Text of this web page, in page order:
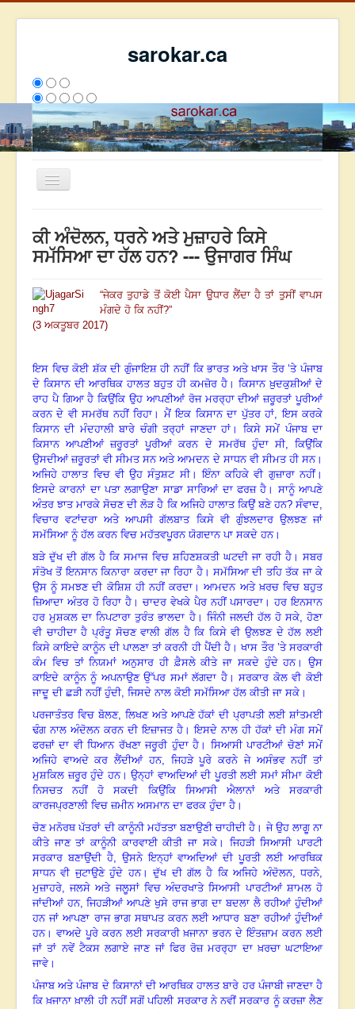
sarokar.ca
Toggle
ਰਚਨਾਵਾਂ
ਸੰਪਰਕ
We have 192 guests and no members online
ਕੀ ਅੰਦੋਲਨ, ਧਰਨੇ ਅਤੇ ਮੁਜ਼ਾਹਰੇ ਕਿਸੇ
ਸਮੱਸਿਆ ਦਾ ਹੱਲ ਹਨ? --- ਉਜਾਗਰ ਸਿੰਘ
“ਜੇਕਰ ਤੁਹਾਡੇ ਤੋਂ ਕੋਈ ਪੈਸਾ ਉੁਧਾਰ ਲੈਂਦਾ ਹੈ ਤਾਂ ਤੁਸੀਂ ਵਾਪਸ
ਮੰਗਦੇ ਹੋ ਕਿ ਨਹੀਂ?”
(3 ਅਕਤੂਬਰ 2017)
ਇਸ ਵਿਚ ਕੋਈ ਸ਼ੱਕ ਦੀ ਗੁੰਜਾਇਸ਼ ਹੀ ਨਹੀਂ ਕਿ ਭਾਰਤ ਅਤੇ ਖਾਸ ਤੌਰ ’ਤੇ ਪੰਜਾਬ
ਦੇ ਕਿਸਾਨ ਦੀ ਆਰਥਿਕ ਹਾਲਤ ਬਹੁਤ ਹੀ ਕਮਜ਼ੋਰ ਹੈ। ਕਿਸਾਨ ਖ਼ੁਦਕੁਸ਼ੀਆਂ ਦੇ
ਰਾਹ ਪੈ ਗਿਆ ਹੈ ਕਿਉਂਕਿ ਉਹ ਆਪਣੀਆਂ ਰੋਜ ਮਰਰ੍ਹਾ ਦੀਆਂ ਜ਼ਰੂਰਤਾਂ ਪੂਰੀਆਂ
ਕਰਨ ਦੇ ਵੀ ਸਮਰੱਥ ਨਹੀਂ ਰਿਹਾ। ਮੈਂ ਇਕ ਕਿਸਾਨ ਦਾ ਪੁੱਤਰ ਹਾਂ, ਇਸ ਕਰਕੇ
ਕਿਸਾਨ ਦੀ ਮੰਦਹਾਲੀ ਬਾਰੇ ਚੰਗੀ ਤਰ੍ਹਾਂ ਜਾਣਦਾ ਹਾਂ। ਕਿਸੇ ਸਮੇਂ ਪੰਜਾਬ ਦਾ
ਕਿਸਾਨ ਆਪਣੀਆਂ ਜ਼ਰੂਰਤਾਂ ਪੂਰੀਆਂ ਕਰਨ ਦੇ ਸਮਰੱਥ ਹੁੰਦਾ ਸੀ, ਕਿਉਂਕਿ
ਉਸਦੀਆਂ ਜ਼ਰੂਰਤਾਂ ਵੀ ਸੀਮਤ ਸਨ ਅਤੇ ਆਮਦਨ ਦੇ ਸਾਧਨ ਵੀ ਸੀਮਤ ਹੀ ਸਨ।
ਅਜਿਹੇ ਹਾਲਾਤ ਵਿਚ ਵੀ ਉਹ ਸੰਤੁਸ਼ਟ ਸੀ। ਇੰਨਾ ਕਹਿਕੇ ਵੀ ਗੁਜ਼ਾਰਾ ਨਹੀਂ।
ਇਸਦੇ ਕਾਰਨਾਂ ਦਾ ਪਤਾ ਲਗਾਉਣਾ ਸਾਡਾ ਸਾਰਿਆਂ ਦਾ ਫਰਜ਼ ਹੈ। ਸਾਨੂੰ ਆਪਣੇ
ਅੰਤਰ ਝਾਤ ਮਾਰਕੇ ਸੋਚਣ ਦੀ ਲੋੜ ਹੈ ਕਿ ਅਜਿਹੇ ਹਾਲਾਤ ਕਿਉਂ ਬਣੇ ਹਨ?ਸੰਵਾਦ,
ਵਿਚਾਰ ਵਟਾਂਦਰਾ ਅਤੇ ਆਪਸੀ ਗੱਲਬਾਤ ਕਿਸੇ ਵੀ ਗੁੰਝਲਦਾਰ ਉਲਝਣ ਜਾਂ
ਸਮੱਸਿਆ ਨੂੰ ਹੱਲ ਕਰਨ ਵਿਚ ਮਹੱਤਵਪੂਰਨ ਯੋਗਦਾਨ ਪਾ ਸਕਦੇ ਹਨ।
ਬੜੇ ਦੁੱਖ ਦੀ ਗੱਲ ਹੈ ਕਿ ਸਮਾਜ ਵਿਚ ਸ਼ਹਿਣਸ਼ਕਤੀ ਘਟਦੀ ਜਾ ਰਹੀ ਹੈ। ਸਬਰ
ਸੰਤੋਖ ਤੋਂ ਇਨਸਾਨ ਕਿਨਾਰਾ ਕਰਦਾ ਜਾ ਰਿਹਾ ਹੈ। ਸਮੱਸਿਆ ਦੀ ਤਹਿ ਤੱਕ ਜਾ ਕੇ
ਉਸ ਨੂੰ ਸਮਝਣ ਦੀ ਕੋਸ਼ਿਸ਼ ਹੀ ਨਹੀਂ ਕਰਦਾ। ਆਮਦਨ ਅਤੇ ਖ਼ਰਚ ਵਿਚ ਬਹੁਤ
ਜ਼ਿਆਦਾ ਅੰਤਰ ਹੋ ਰਿਹਾ ਹੈ। ਚਾਦਰ ਵੇਖਕੇ ਪੈਰ ਨਹੀਂ ਪਸਾਰਦਾ। ਹਰ ਇਨਸਾਨ
ਹਰ ਮੁਸ਼ਕਲ ਦਾ ਨਿਪਟਾਰਾ ਤੁਰੰਤ ਭਾਲਦਾ ਹੈ। ਜਿੰਨੀ ਜਲਦੀ ਹੱਲ ਹੋ ਸਕੇ, ਹੋਣਾ
ਵੀ ਚਾਹੀਦਾ ਹੈ ਪ੍ਰੰਤੂ ਸੋਚਣ ਵਾਲੀ ਗੱਲ ਹੈ ਕਿ ਕਿਸੇ ਵੀ ਉਲਝਣ ਦੇ ਹੱਲ ਲਈ
ਕਿਸੇ ਕਾਇਦੇ ਕਾਨੂੰਨ ਦੀ ਪਾਲਣਾ ਤਾਂ ਕਰਨੀ ਹੀ ਪੈਂਦੀ ਹੈ। ਖਾਸ ਤੌਰ ’ਤੇ ਸਰਕਾਰੀ
ਕੰਮ ਵਿਚ ਤਾਂ ਨਿਯਮਾਂ ਅਨੁਸਾਰ ਹੀ ਫ਼ੈਸਲੇ ਕੀਤੇ ਜਾ ਸਕਦੇ ਹੁੰਦੇ ਹਨ। ਉਸ
ਕਾਇਦੇ ਕਾਨੂੰਨ ਨੂੰ ਅਪਨਾਉਣ ਉੱਪਰ ਸਮਾਂ ਲੱਗਦਾ ਹੈ। ਸਰਕਾਰ ਕੋਲ ਵੀ ਕੋਈ
ਜਾਦੂ ਦੀ ਛੜੀ ਨਹੀਂ ਹੁੰਦੀ, ਜਿਸਦੇ ਨਾਲ ਕੋਈ ਸਮੱਸਿਆ ਹੱਲ ਕੀਤੀ ਜਾ ਸਕੇ।
ਪਰਜਾਤੰਤਰ ਵਿਚ ਬੋਲਣ, ਲਿਖਣ ਅਤੇ ਆਪਣੇ ਹੱਕਾਂ ਦੀ ਪ੍ਰਾਪਤੀ ਲਈ ਸ਼ਾਂਤਮਈ
ਢੰਗ ਨਾਲ ਅੰਦੋਲਨ ਕਰਨ ਦੀ ਇਜ਼ਾਜਤ ਹੈ। ਇਸਦੇ ਨਾਲ ਹੀ ਹੱਕਾਂ ਦੀ ਮੰਗ ਸਮੇਂ
ਫਰਜ਼ਾਂ ਦਾ ਵੀ ਧਿਆਨ ਰੱਖਣਾ ਜਰੂਰੀ ਹੁੰਦਾ ਹੈ। ਸਿਆਸੀ ਪਾਰਟੀਆਂ ਚੋਣਾਂ ਸਮੇਂ
ਅਜਿਹੇ ਵਾਅਦੇ ਕਰ ਲੈਂਦੀਆਂ ਹਨ, ਜਿਹੜੇ ਪੂਰੇ ਕਰਨੇ ਜੇ ਅਸੰਭਵ ਨਹੀਂ ਤਾਂ
ਮੁਸ਼ਕਿਲ ਜ਼ਰੂਰ ਹੁੰਦੇ ਹਨ। ਉਨ੍ਹਾਂ ਵਾਅਦਿਆਂ ਦੀ ਪੂਰਤੀ ਲਈ ਸਮਾਂ ਸੀਮਾ ਕੋਈ
ਨਿਸਚਤ ਨਹੀਂ ਹੋ ਸਕਦੀ ਕਿਉਂਕਿ ਸਿਆਸੀ ਐਲਾਨਾਂ ਅਤੇ ਸਰਕਾਰੀ
ਕਾਰਜਪ੍ਰਣਾਲੀ ਵਿਚ ਜ਼ਮੀਨ ਅਸਮਾਨ ਦਾ ਫਰਕ ਹੁੰਦਾ ਹੈ।
ਚੋਣ ਮਨੋਰਥ ਪੱਤਰਾਂ ਦੀ ਕਾਨੂੰਨੀ ਮਹੱਤਤਾ ਬਣਾਉਣੀ ਚਾਹੀਦੀ ਹੈ। ਜੇ ਉਹ ਲਾਗੂ ਨਾ
ਕੀਤੇ ਜਾਣ ਤਾਂ ਕਾਨੂੰਨੀ ਕਾਰਵਾਈ ਕੀਤੀ ਜਾ ਸਕੇ। ਜਿਹੜੀ ਸਿਆਸੀ ਪਾਰਟੀ
ਸਰਕਾਰ ਬਣਾਉਂਦੀ ਹੈ, ਉਸਨੇ ਇਨ੍ਹਾਂ ਵਾਅਦਿਆਂ ਦੀ ਪੂਰਤੀ ਲਈ ਆਰਥਿਕ
ਸਾਧਨ ਵੀ ਜੁਟਾਉਣੇ ਹੁੰਦੇ ਹਨ। ਦੁੱਖ ਦੀ ਗੱਲ ਹੈ ਕਿ ਅਜਿਹੇ ਅੰਦੋਲਨ,ਧਰਨੇ,
ਮੁਜ਼ਾਹਰੇ,ਜਲਸੇ ਅਤੇ ਜਲੂਸਾਂ ਵਿਚ ਅੰਦਰਖਾਤੇ ਸਿਆਸੀ ਪਾਰਟੀਆਂ ਸ਼ਾਮਲ ਹੋ
ਜਾਂਦੀਆਂ ਹਨ,ਜਿਹੜੀਆਂ ਆਪਣੇ ਖੁਸੇ ਰਾਜ ਭਾਗ ਦਾ ਬਦਲਾ ਲੈ ਰਹੀਆਂ ਹੁੰਦੀਆਂ
ਹਨ ਜਾਂ ਆਪਣਾ ਰਾਜ ਭਾਗ ਸਥਾਪਤ ਕਰਨ ਲਈ ਆਧਾਰ ਬਣਾ ਰਹੀਆਂ ਹੁੰਦੀਆਂ
ਹਨ। ਵਾਅਦੇ ਪੂਰੇ ਕਰਨ ਲਈ ਸਰਕਾਰੀ ਖ਼ਜਾਨਾ ਭਰਨ ਦੇ ਇੰਤਜ਼ਾਮ ਕਰਨ ਲਈ
ਜਾਂ ਤਾਂ ਨਵੇਂ ਟੈਕਸ ਲਗਾਏ ਜਾਣ ਜਾਂ ਫਿਰ ਰੋਜ਼ ਮਰਰ੍ਹਾ ਦਾ ਖ਼ਰਚਾ ਘਟਾਇਆ
ਜਾਵੇ।
ਪੰਜਾਬ ਅਤੇ ਪੰਜਾਬ ਦੇ ਕਿਸਾਨਾਂ ਦੀ ਆਰਥਿਕ ਹਾਲਤ ਬਾਰੇ ਹਰ ਪੰਜਾਬੀ ਜਾਣਦਾ ਹੈ
ਕਿ ਖ਼ਜਾਨਾ ਖ਼ਾਲੀ ਹੀ ਨਹੀਂ ਸਗੋਂ ਪਹਿਲੀ ਸਰਕਾਰ ਨੇ ਨਵੀਂ ਸਰਕਾਰ ਨੂੰ ਕਰਜ਼ਾ ਲੈਣ